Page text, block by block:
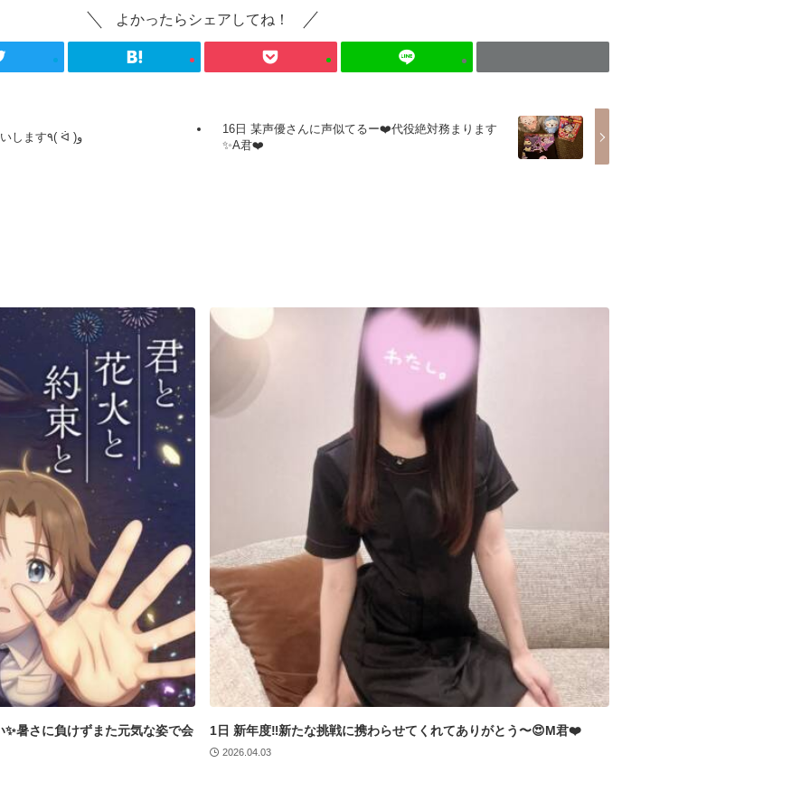
よかったらシェアしてね！
本日もよろしくお願いします٩( ᐛ )و
16日 某声優さんに声似てるー❤️代役絶対務まります
✨A君❤️
暑さに負けずまた元気な姿で会 1日 新年度‼︎新たな挑戦に携わらせてくれてありがとう〜😍M君❤️
2026.04.03